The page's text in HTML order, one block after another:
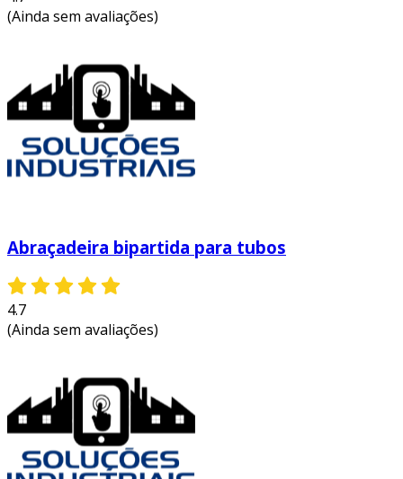
(Ainda sem avaliações)
Abraçadeira bipartida para tubos
4.7
(Ainda sem avaliações)